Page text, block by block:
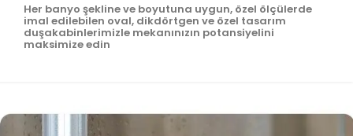
Her banyo şekline ve boyutuna uygun, özel ölçülerde
imal edilebilen oval, dikdörtgen ve özel tasarım
duşakabinlerimizle mekanınızın potansiyelini
maksimize edin​